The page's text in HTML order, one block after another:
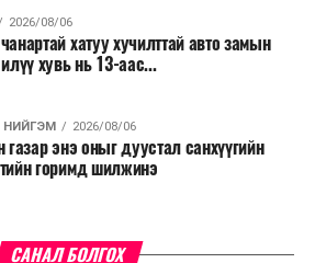
шилжүүлэх, төрийн албан
цахимаар ажиллуулах арга
үүрэг болголоо.
сайжирч, эдийн засгийн нөхцөл
тохиолдолд эдгээр
сулруулах юм.
2026/08/06
хатуу хучилттай авто замын
хувь нь 13-аас...
НИЙГЭМ 2026/08/06
газар энэ оныг дуустал санхүүгийн
горимд шилжинэ
САНАЛ БОЛГОХ